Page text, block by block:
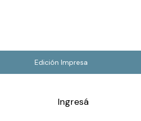
Edición Impresa
Ingresá